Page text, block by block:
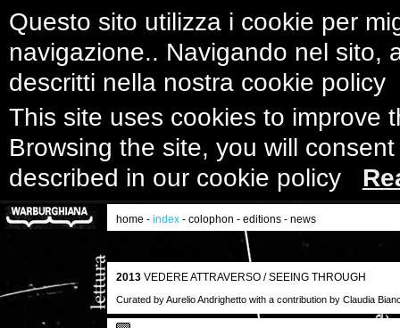
Questo sito utilizza i cookie per
navigazione.. Navigando nel sito,
descritti nella nostra cookie
This site uses cookies to improve
Browsing the site, you will
described in our cookie policy
home - index - colophon - editions - news
2013 VEDERE ATTRAVERSO / SEEING THROUGH
Curated by Aurelio Andrighetto with a contribution by Claudia